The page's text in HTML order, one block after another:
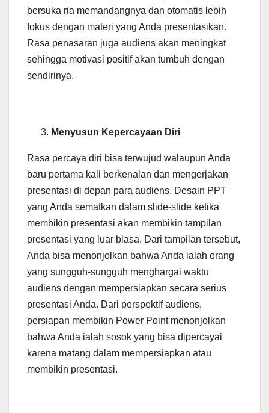
bersuka ria memandangnya dan otomatis lebih
fokus dengan materi yang Anda presentasikan.
Rasa penasaran juga audiens akan meningkat
sehingga motivasi positif akan tumbuh dengan
sendirinya.
Menyusun Kepercayaan Diri
Rasa percaya diri bisa terwujud walaupun Anda
baru pertama kali berkenalan dan mengerjakan
presentasi di depan para audiens. Desain PPT
yang Anda sematkan dalam slide-slide ketika
membikin presentasi akan membikin tampilan
presentasi yang luar biasa. Dari tampilan tersebut,
Anda bisa menonjolkan bahwa Anda ialah orang
yang sungguh-sungguh menghargai waktu
audiens dengan mempersiapkan secara serius
presentasi Anda. Dari perspektif audiens,
persiapan membikin Power Point menonjolkan
bahwa Anda ialah sosok yang bisa dipercayai
karena matang dalam mempersiapkan atau
membikin presentasi.